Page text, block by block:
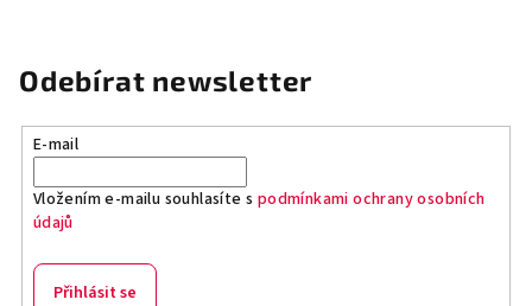
Odebírat newsletter
E-mail
Vložením e-mailu souhlasíte s podmínkami ochrany osobních
údajů
Přihlásit se